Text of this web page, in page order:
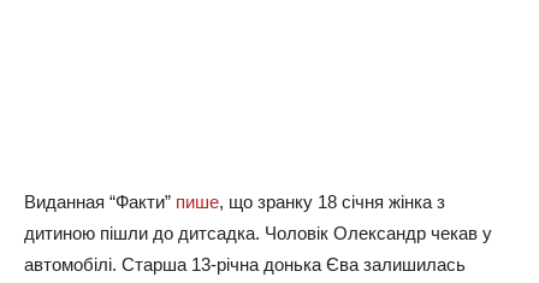
Виданная “Факти” пише, що зранку 18 січня жінка з
дитиною пішли до дитсадка. Чоловік Олександр чекав у
автомобілі. Старша 13-річна донька Єва залишилась